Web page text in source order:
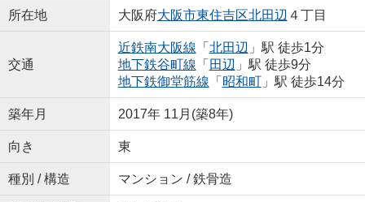
所在地 大阪府大阪市東住吉区北田辺 ４丁目
交通
近鉄南大阪線 「 北田辺 」駅 徒歩1分
地下鉄谷町線 「 田辺 」駅 徒歩9分
地下鉄御堂筋線 「 昭和町」駅 徒歩14分
築年月 2017年 11月(築8年)
向き 東
種別 / 構造 マンション / 鉄骨造